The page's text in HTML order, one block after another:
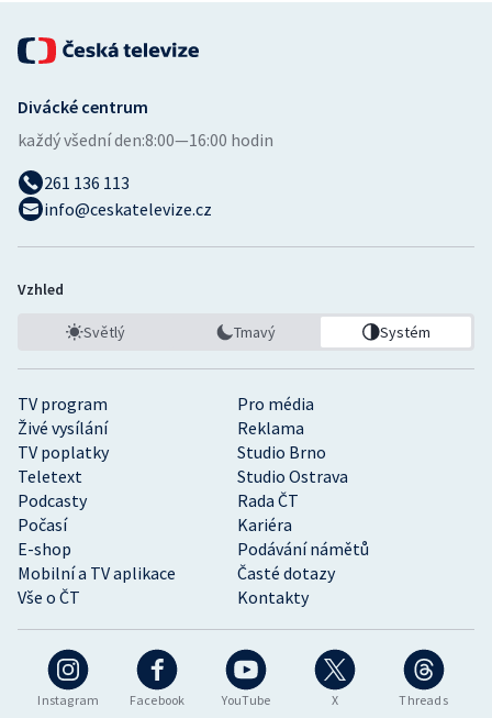
Instagram Facebook YouTube X Threads
TV program
Pro média
Živé vysílání
Reklama
TV poplatky
Studio Brno
Teletext
Studio Ostrava
Podcasty
Rada ČT
Počasí
Kariéra
E-shop
Podávání námětů
Mobilní a TV aplikace
Časté dotazy
Vše o ČT
Kontakty
Divácké centrum
každý všední den:8:00—16:00 hodin
261 136 113
info@ceskatelevize.cz
Vzhled
Světlý Tmavý Systém